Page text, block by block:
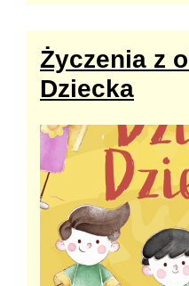
Życzenia z
Dziecka